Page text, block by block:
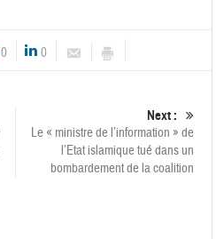
0 0
Next :
Le « ministre de l’information » de
l’Etat islamique tué dans un
bombardement de la coalition